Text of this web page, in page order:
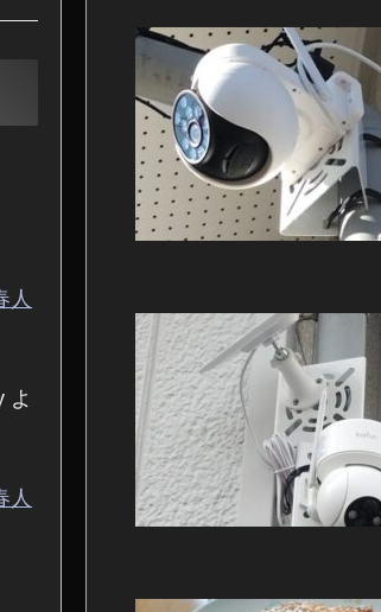
人
よ
人